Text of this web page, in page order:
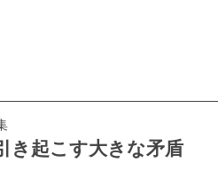
き起こす大きな矛盾